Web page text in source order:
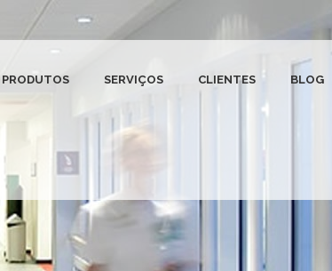
PRODUTOS SERVIÇOS CLIENTES BLOG